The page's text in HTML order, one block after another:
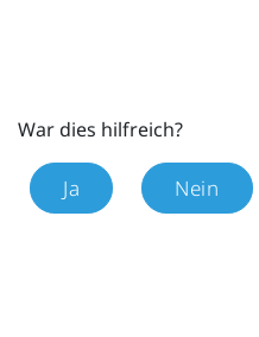
War dies hilfreich?
Ja Nein